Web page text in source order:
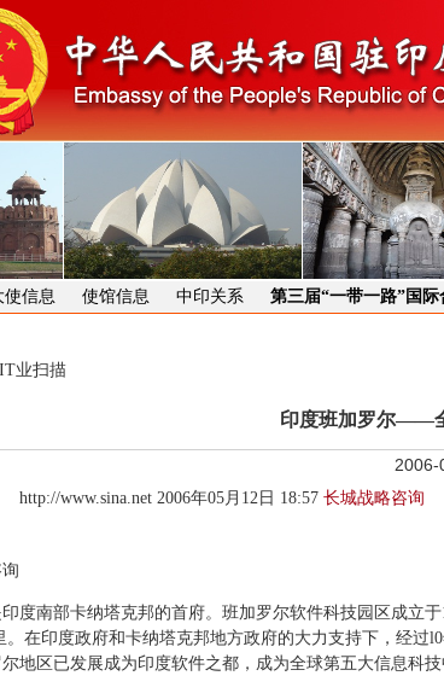
使信息 使馆信息 中印关系 第三届“一带一路”国
业扫描
印度班加罗尔——
2006-
http://www.sina.net 2006年05月12日 18:57 长城战略咨询
南部卡纳塔克邦的首府。班加罗尔软件科技园区成立于
。在印度政府和卡纳塔克邦地方政府的大力支持下，经过
地区已发展成为印度软件之都，成为全球第五大信息科